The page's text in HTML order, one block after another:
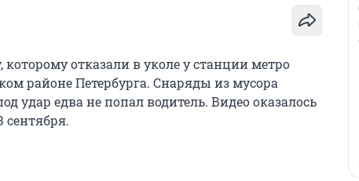
отказали в уколе у станции метро
районе Петербурга. Снаряды из мусора
удар едва не попал водитель. Видео оказалось